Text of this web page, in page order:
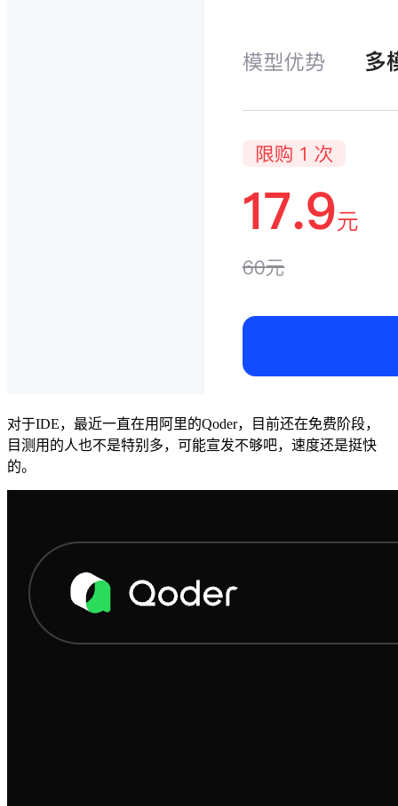
对于IDE，最近一直在用阿里的Qoder，目前还在免费阶段，
目测用的人也不是特别多，可能宣发不够吧，速度还是挺快
的。